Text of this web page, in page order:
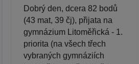
Dobrý den, dcera 82 bodů
(43 mat, 39 čj), přijata na
gymnázium Litoměřická - 1.
priorita (na všech třech
vybraných gymnáziích